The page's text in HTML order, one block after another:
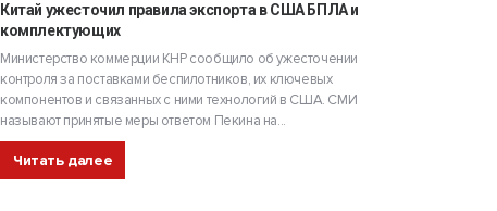
Китай ужесточил правила экспорта в США БПЛА и
комплектующих
Министерство коммерции КНР сообщило об ужесточении
контроля за поставками беспилотников, их ключевых
компонентов и связанных с ними технологий в США. СМИ
называют принятые меры ответом Пекина на...
Читать далее